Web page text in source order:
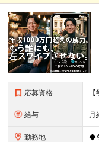
応募資格
給与
勤務地